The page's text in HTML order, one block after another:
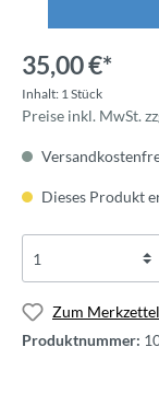
35,00 €*
Inhalt: 1 Stück
Preise inkl. MwSt.
Dieses Produkt
Zum
Produktnummer: